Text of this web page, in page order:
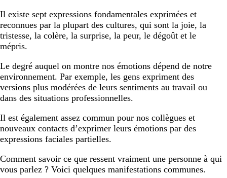
Il existe sept expressions fondamentales exprimées et
reconnues par la plupart des cultures, qui sont la joie, la
tristesse, la colère, la surprise, la peur, le dégoût et le
mépris.
Le degré auquel on montre nos émotions dépend de notre
environnement. Par exemple, les gens expriment des
versions plus modérées de leurs sentiments au travail ou
dans des situations professionnelles.
Il est également assez commun pour nos collègues et
nouveaux contacts d’exprimer leurs émotions par des
expressions faciales partielles.
Comment savoir ce que ressent vraiment une personne à qui
vous parlez ? Voici quelques manifestations communes.